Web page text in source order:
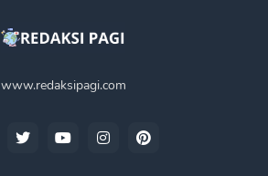
www.redaksipagi.com